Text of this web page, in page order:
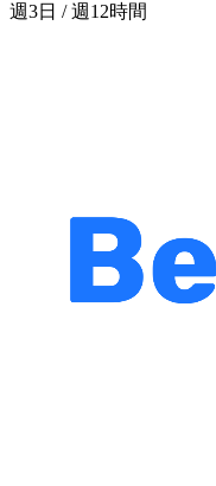
週3日 / 週12時間